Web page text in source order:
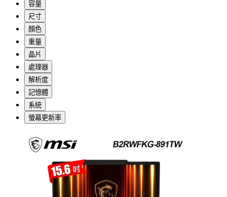
容量
尺寸
顏色
重量
晶片
處理器
解析度
記憶體
系統
螢幕更新率